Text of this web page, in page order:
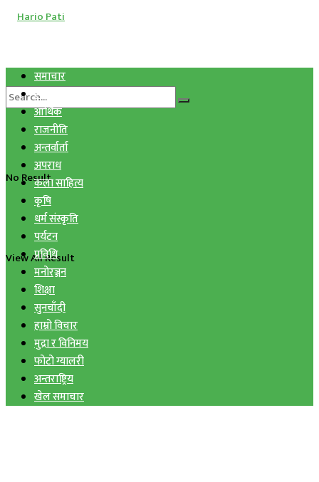
No Result
View All Result
समाचार
स्वास्थ्य
आर्थिक
राजनीति
अन्तर्वार्ता
अपराध
कला साहित्य
कृषि
धर्म संस्कृति
पर्यटन
प्रविधि
मनोरञ्जन
शिक्षा
सुनचाँदी
हाम्रो विचार
मुद्रा र विनिमय
फोटो ग्यालरी
अन्तराष्ट्रिय
खेल समाचार